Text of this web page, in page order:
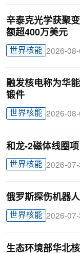
辛泰克光学获聚
额超400万美元
世界核能 2026-
融发核电称为华
锻件
世界核能 2026-08-
和龙-2磁体线圈
世界核能 2026-07-
俄罗斯探伤机器
世界核能 2026-
生态环境部华北